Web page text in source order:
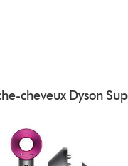
cheveux Dyson